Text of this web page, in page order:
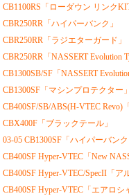
CB1100RS「ローダウン リンク
CBR250RR「ハイパーバンク」
CBR250RR「ラジエターガード」
CBR250RR「NASSERT Evolution
CB1300SB/SF「NASSERT
CB1300SF「マシンプロテクター
CB400SF/SB/ABS(H-VTEC Revo)
CBX400F「ブラックテール」
03-05 CB1300SF「ハイパーバン
CB400SF Hyper-VTEC「New
CB400SF Hyper-VTEC/SpecII「ア
CB400SF Hyper-VTEC「エアロ